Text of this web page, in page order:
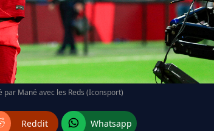
Mané avec les Reds (Iconsport)
Reddit Whatsapp